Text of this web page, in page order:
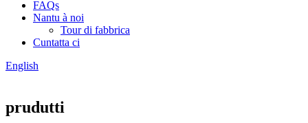
FAQs
Nantu à noi
Tour di fabbrica
Cuntatta ci
English
prudutti